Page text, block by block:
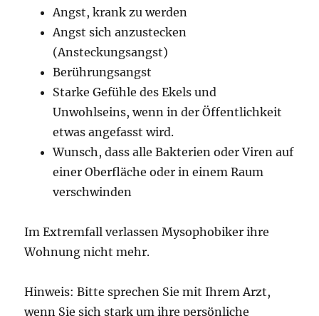
Angst, krank zu werden
Angst sich anzustecken
(Ansteckungsangst)
Berührungsangst
Starke Gefühle des Ekels und
Unwohlseins, wenn in der Öffentlichkeit
etwas angefasst wird.
Wunsch, dass alle Bakterien oder Viren auf
einer Oberfläche oder in einem Raum
verschwinden
Im Extremfall verlassen Mysophobiker ihre
Wohnung nicht mehr.
Hinweis: Bitte sprechen Sie mit Ihrem Arzt,
wenn Sie sich stark um ihre persönliche